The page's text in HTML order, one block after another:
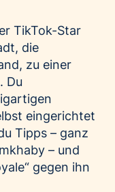
TikTok-Star
die
zu einer
Du
eingerichtet
Tipps – ganz
– und
gegen ihn